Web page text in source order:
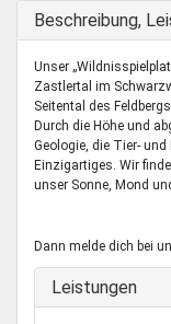
Schule & Beruf
Demokratie & Beteiligung
Ausblenden
Beschreibung,
Unser
Zastlertal im
Seitental des
Durch die Höhe und
Geologie, die Tier-
Einzigartiges. Wir
unser Sonne, Mond
Dann melde dich bei
Ausblenden
Leistungen